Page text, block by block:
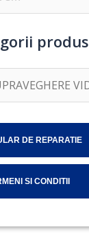
produs
DE REPARATIE
SI CONDITII